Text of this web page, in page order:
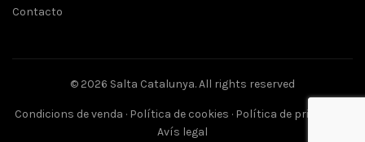
Contacto
© 2026 Salta Catalunya. All rights reserved
Condicions de venda · Política de cookies · Política de privacitat
Avís legal